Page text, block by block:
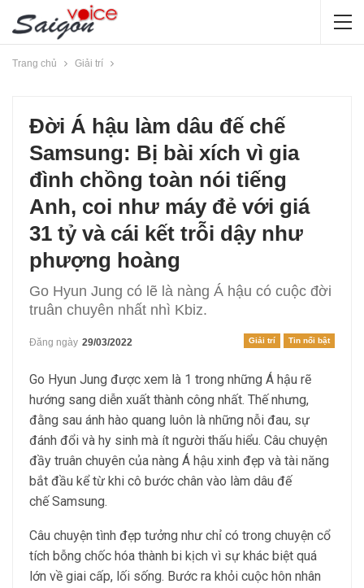
Trang chủ Giải trí
Đời Á hậu làm dâu đế chế
Samsung: Bị bài xích vì gia
đình chồng toàn nói tiếng
Anh, coi như máy đẻ với giá
31 tỷ và cái kết trỗi dậy như
phượng hoàng
Go Hyun Jung có lẽ là nàng Á hậu có cuộc đời
truân chuyên nhất nhì Kbiz.
Giải trí Tin nổi bật
Đăng ngày 29/03/2022
Go Hyun Jung được xem là 1 trong những Á hậu rẽ
hướng sang diễn xuất thành công nhất. Thế nhưng,
đằng sau ánh hào quang luôn là những nỗi đau, sự
đánh đổi và hy sinh mà ít người thấu hiểu. Câu chuyện
đầy truân chuyên của nàng Á hậu xinh đẹp và tài năng
bắt đầu kể từ khi cô bước chân vào làm dâu đế
chế Samsung.
Câu chuyện tình đẹp tưởng như chỉ có trong chuyện cổ
tích bỗng chốc hóa thành bi kịch vì sự khác biệt quá
lớn về giai cấp, lối sống. Bước ra khỏi cuộc hôn nhân